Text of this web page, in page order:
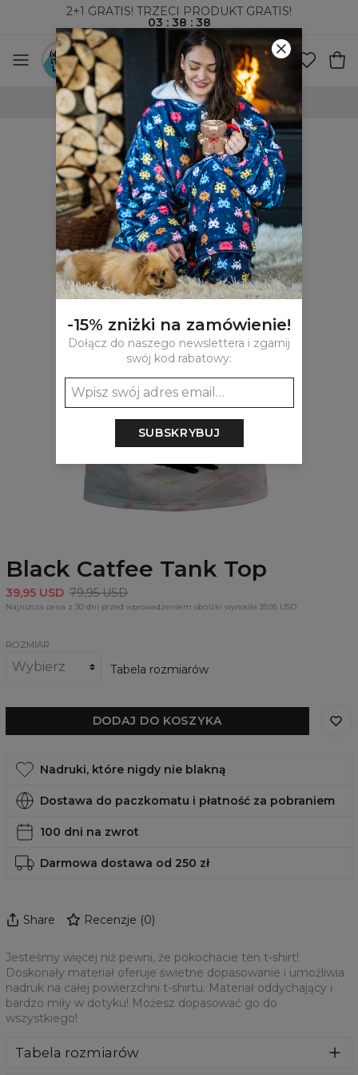
2+1 GRATIS! TRZECI PRODUKT GRATIS!
03 : 38 : 38
100-DNIOWE PRAWO ZWROTU
Black Catfee Tank Top
39,95 USD 79,95 USD
Najniższa cena z 30 dni przed wprowadzeniem obniżki wynosiła 39,95 USD
ROZMIAR
Tabela rozmiarów
DODAJ DO KOSZYKA
Nadruki, które nigdy nie blakną
Dostawa do paczkomatu i płatność za pobraniem
100 dni na zwrot
Darmowa dostawa od 250 zł
Share Recenzje (0)
Jesteśmy więcej niż pewni, że pokochacie ten t-shirt!
Doskonały materiał oferuje świetne dopasowanie i umożliwia
nadruk na całej powierzchni t-shirtu. Materiał oddychający i
bardzo miły w dotyku! Możesz dopasować go do
wszystkiego!
Tabela rozmiarów
-15% zniżki na zamówienie!
Dołącz do naszego newslettera i zgarnij
swój kod rabatowy:
SUBSKRYBUJ